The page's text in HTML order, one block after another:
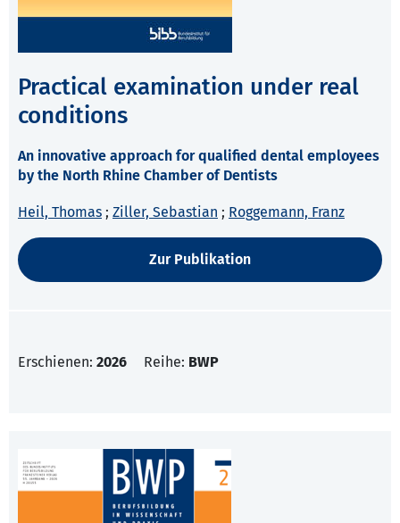
Practical examination under real
conditions
An innovative approach for qualified dental employees
by the North Rhine Chamber of Dentists
Heil, Thomas ; Ziller, Sebastian ; Roggemann, Franz
Zur Publikation
Erschienen: 2026 Reihe: BWP